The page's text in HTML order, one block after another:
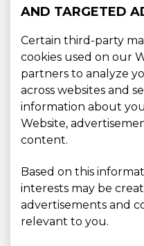
AND TARGETED
Certain third-party
cookies used on our
partners to analyze
across websites and
information about
Website,
content.
Based on this
interests may be
advertisements and
relevant to you.